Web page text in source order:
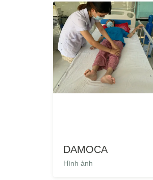
DAMOCA
Hình ảnh